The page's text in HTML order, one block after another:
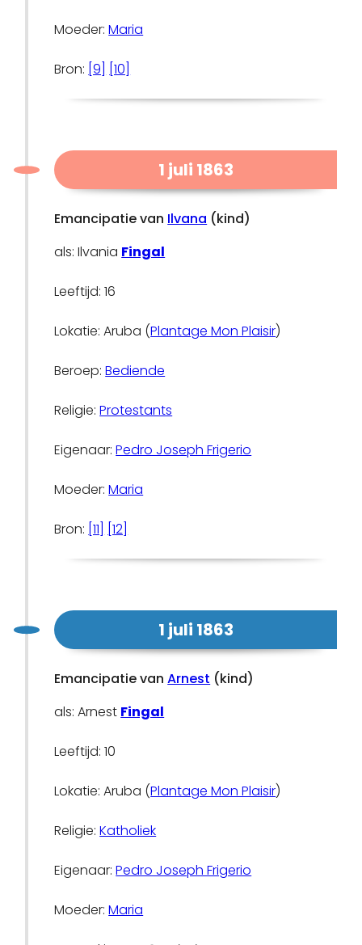
Moeder:Maria
Bron: [9] [10]
1 juli 1863
Emancipatie van Ilvana (kind)
als: Ilvania Fingal
Leeftijd: 16
Lokatie: Aruba (Plantage Mon Plaisir)
Beroep:Bediende
Religie:Protestants
Eigenaar:Pedro Joseph Frigerio
Moeder:Maria
Bron: [11] [12]
1 juli 1863
Emancipatie vanArnest (kind)
als: Arnest Fingal
Leeftijd: 10
Lokatie: Aruba (Plantage Mon Plaisir)
Religie:Katholiek
Eigenaar:Pedro Joseph Frigerio
Moeder:Maria